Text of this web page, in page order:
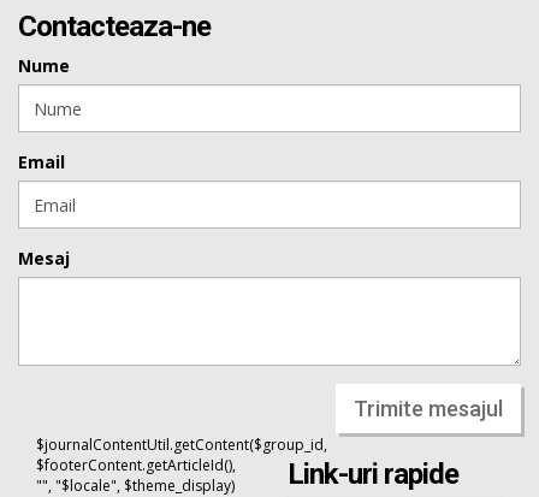
Contacteaza-ne
Nume
Email
Mesaj
Trimite mesajul
$journalContentUtil.getContent($group_id,
$footerContent.getArticleId(),
"", "$locale", $theme_display)
Link-uri rapide